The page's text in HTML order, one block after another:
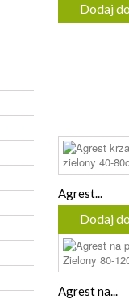
Dodaj
Agrest...
Dodaj
Agrest na...